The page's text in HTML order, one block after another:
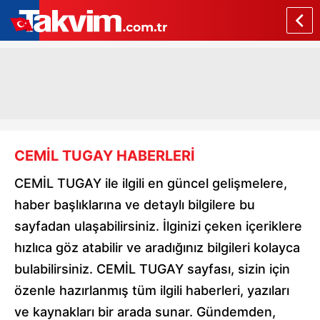
CEMİL TUGAY HABERLERİ
CEMİL TUGAY ile ilgili en güncel gelişmelere,
haber başlıklarına ve detaylı bilgilere bu
sayfadan ulaşabilirsiniz. İlginizi çeken içeriklere
hızlıca göz atabilir ve aradığınız bilgileri kolayca
bulabilirsiniz. CEMİL TUGAY sayfası, sizin için
özenle hazırlanmış tüm ilgili haberleri, yazıları
ve kaynakları bir arada sunar. Gündemden,